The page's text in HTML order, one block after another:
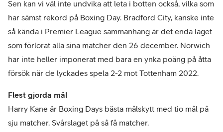
Sen kan vi väl inte undvika att leta i botten också, vilka som
har sämst rekord på Boxing Day. Bradford City, kanske inte
så kända i Premier League sammanhang är det enda laget
som förlorat alla sina matcher den 26 december. Norwich
har inte heller imponerat med bara en ynka poäng på åtta
försök när de lyckades spela 2-2 mot Tottenham 2022.
Flest gjorda mål
Harry Kane är Boxing Days bästa målskytt med tio mål på
sju matcher. Svårslaget på så få matcher.